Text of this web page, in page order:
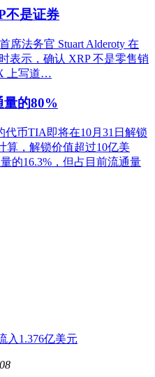
不是证券
席法务官 Stuart Alderoty 在
表示，确认 XRP 不是零售销
上写道…
的80%
代币TIA即将在10月31日解锁
算，解锁价值超过10亿美
的16.3%，但占目前流通量
入1.376亿美元